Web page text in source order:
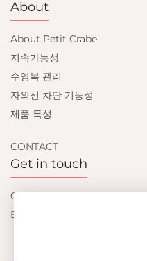
About
About Petit Crabe
지속가능성
수영복 관리
자외선 차단 기능성
제품 특성
CONTACT
Get in touch
Contact us
Become a retailer